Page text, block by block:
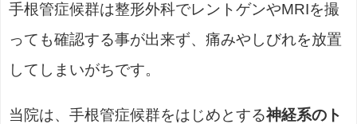
手根管症候群は整形外科でレントゲンやMRIを撮
っても確認する事が出来ず、痛みやしびれを放置
してしまいがちです。
当院は、手根管症候群をはじめとする神経系のト